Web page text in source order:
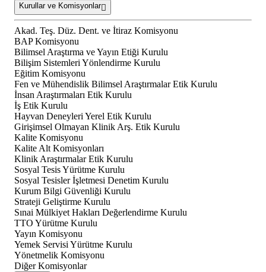
Kurullar ve Komisyonlar
Akad. Teş. Düz. Dent. ve İtiraz Komisyonu
BAP Komisyonu
Bilimsel Araştırma ve Yayın Etiği Kurulu
Bilişim Sistemleri Yönlendirme Kurulu
Eğitim Komisyonu
Fen ve Mühendislik Bilimsel Araştırmalar Etik Kurulu
İnsan Araştırmaları Etik Kurulu
İş Etik Kurulu
Hayvan Deneyleri Yerel Etik Kurulu
Girişimsel Olmayan Klinik Arş. Etik Kurulu
Kalite Komisyonu
Kalite Alt Komisyonları
Klinik Araştırmalar Etik Kurulu
Sosyal Tesis Yürütme Kurulu
Sosyal Tesisler İşletmesi Denetim Kurulu
Kurum Bilgi Güvenliği Kurulu
Strateji Geliştirme Kurulu
Sınai Mülkiyet Hakları Değerlendirme Kurulu
TTO Yürütme Kurulu
Yayın Komisyonu
Yemek Servisi Yürütme Kurulu
Yönetmelik Komisyonu
Diğer Komisyonlar